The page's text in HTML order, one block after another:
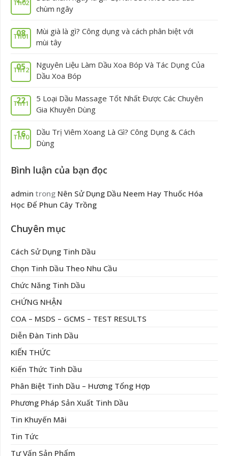
Th02
chùm ngây
08
Th01
Mùi già là gì? Công dụng và cách phân biệt với
mùi tây
05
Th12
Nguyên Liệu Làm Dầu Xoa Bóp Và Tác Dụng Của
Dầu Xoa Bóp
22
Th11
5 Loại Dầu Massage Tốt Nhất Được Các Chuyên
Gia Khuyên Dùng
16
Th10
Dầu Trị Viêm Xoang Là Gì? Công Dụng & Cách
Dùng
Bình luận của bạn đọc
admin trong Nên Sử Dụng Dầu Neem Hay Thuốc Hóa
Học Để Phun Cây Trồng
Chuyên mục
Cách Sử Dụng Tinh Dầu
Chọn Tinh Dầu Theo Nhu Cầu
Chức Năng Tinh Dầu
CHỨNG NHẬN
COA – MSDS – GCMS – TEST RESULTS
Diễn Đàn Tinh Dầu
KIẾN THỨC
Kiến Thức Tinh Dầu
Phân Biệt Tinh Dầu – Hương Tổng Hợp
Phương Pháp Sản Xuất Tinh Dầu
Tin Khuyến Mãi
Tin Tức
Tư Vấn Sản Phẩm